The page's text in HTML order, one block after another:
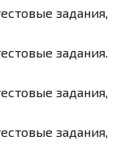
задания,
задания.
задания,
задания,